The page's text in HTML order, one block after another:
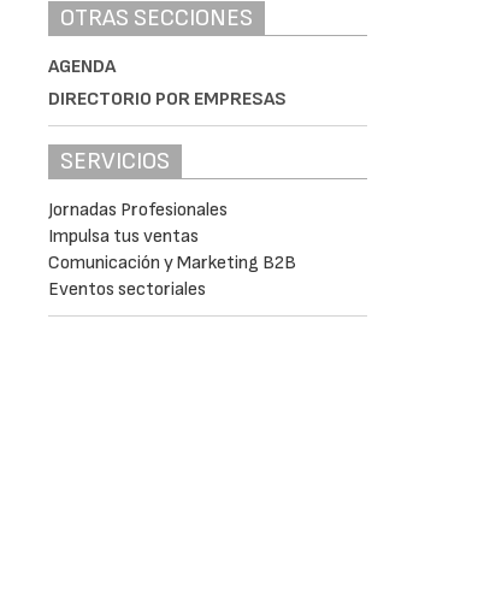
OTRAS SECCIONES
AGENDA
DIRECTORIO POR EMPRESAS
SERVICIOS
Jornadas Profesionales
Impulsa tus ventas
Comunicación y Marketing B2B
Eventos sectoriales